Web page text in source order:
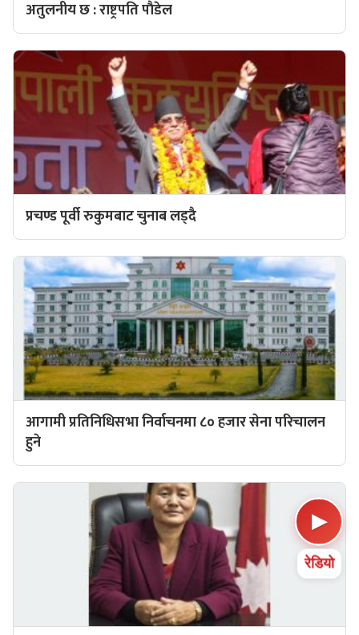
▶
रेडियो
अतुलनीय छ : राष्ट्रपति पाैडेल
प्रचण्ड पूर्वी रुकुमबाट चुनाब लड्दै
आगामी प्रतिनिधिसभा निर्वाचनमा ८० हजार सेना परिचालन
हुने